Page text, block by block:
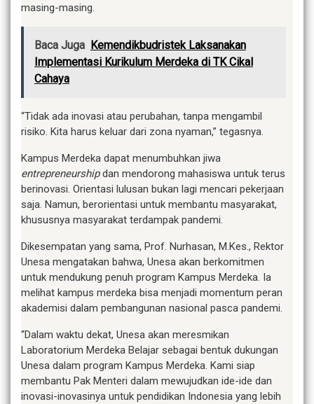
masing-masing.
Baca Juga Kemendikbudristek Laksanakan
Implementasi Kurikulum Merdeka di TK Cikal
Cahaya
“Tidak ada inovasi atau perubahan, tanpa mengambil
risiko. Kita harus keluar dari zona nyaman,” tegasnya.
Kampus Merdeka dapat menumbuhkan jiwa
entrepreneurshipdan mendorong mahasiswa untuk terus
berinovasi. Orientasi lulusan bukan lagi mencari pekerjaan
saja. Namun, berorientasi untuk membantu masyarakat,
khususnya masyarakat terdampak pandemi.
Dikesempatan yang sama, Prof. Nurhasan, M.Kes., Rektor
Unesa mengatakan bahwa, Unesa akan berkomitmen
untuk mendukung penuh program Kampus Merdeka. Ia
melihat kampus merdeka bisa menjadi momentum peran
akademisi dalam pembangunan nasional pasca pandemi.
“Dalam waktu dekat, Unesa akan meresmikan
Laboratorium Merdeka Belajar sebagai bentuk dukungan
Unesa dalam program Kampus Merdeka. Kami siap
membantu Pak Menteri dalam mewujudkan ide-ide dan
inovasi-inovasinya untuk pendidikan Indonesia yang lebih